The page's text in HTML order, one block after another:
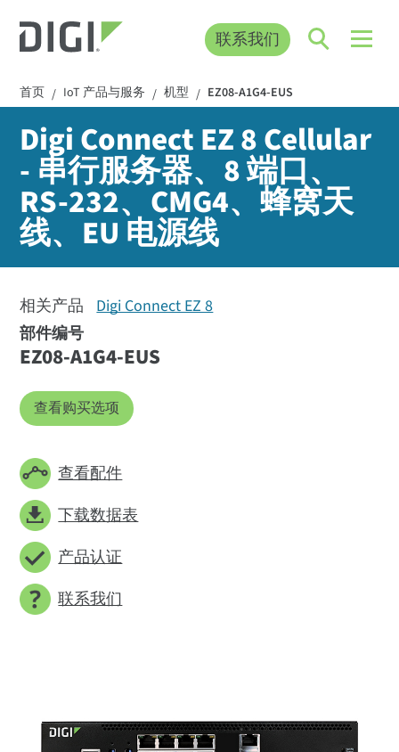
联系我们
首页 / IoT 产品与服务 / 机型 / EZ08-A1G4-EUS
Digi Connect EZ 8 Cellular
- 串行服务器、8 端口、
RS-232、CMG4、蜂窝天
线、EU 电源线
相关产品 Digi Connect EZ 8
部件编号
EZ08-A1G4-EUS
查看购买选项
查看配件
下载数据表
产品认证
联系我们